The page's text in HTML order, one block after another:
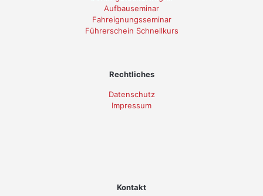
Aufbauseminar
Fahreignungsseminar
Führerschein Schnellkurs
Rechtliches
Datenschutz
Impressum
Kontakt